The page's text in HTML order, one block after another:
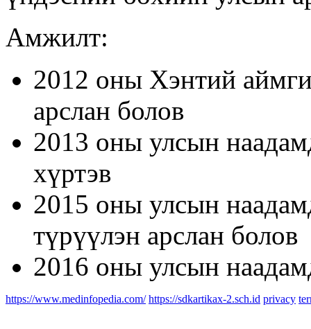
Амжилт:
2012 оны Хэнтий
арслан болов
2013 оны улсын
хүртэв
2015 оны улсын
түрүүлэн арслан болов
2016 оны улсын
https://www.medinfopedia.com/ https://sdkartikax-2.sch.id privacy